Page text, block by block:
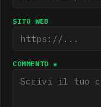
SITO WEB
COMMENTO *